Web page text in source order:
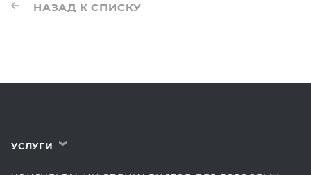
НАЗАД К СПИСКУ
УСЛУГИ ›